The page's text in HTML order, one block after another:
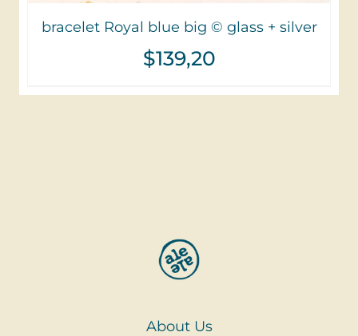
bracelet Royal blue big © glass + silver
$139,20
About Us